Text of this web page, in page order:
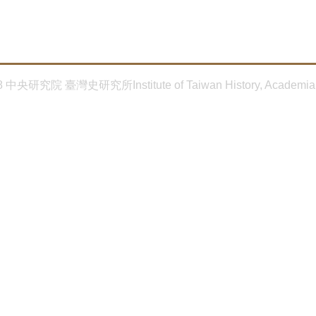
中央研究院 臺灣史研究所Institute of Taiwan History,